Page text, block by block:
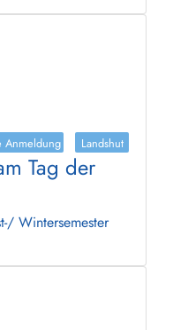
Anmeldung Landshut
Tag der
Wintersemester